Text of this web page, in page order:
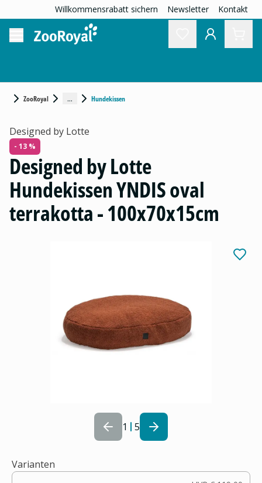
Willkommensrabatt sichern Newsletter Kontakt
ZooRoyal ... Hundekissen
1 5
Designed by Lotte
- 13 %
Designed by Lotte
Hundekissen YNDIS oval
terrakotta - 100x70x15cm
Varianten